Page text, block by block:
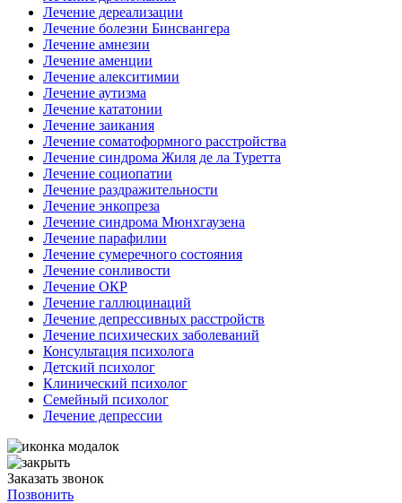
Лечение дереализации
Лечение болезни Бинсвангера
Лечение амнезии
Лечение аменции
Лечение алекситимии
Лечение аутизма
Лечение кататонии
Лечение заикания
Лечение соматоформного расстройства
Лечение синдрома Жиля де ла Туретта
Лечение социопатии
Лечение раздражительности
Лечение энкопреза
Лечение синдрома Мюнхгаузена
Лечение парафилии
Лечение сумеречного состояния
Лечение сонливости
Лечение ОКР
Лечение галлюцинаций
Лечение депрессивных расстройств
Лечение психических заболеваний
Консультация психолога
Детский психолог
Клинический психолог
Семейный психолог
Лечение депрессии
Заказать звонок
Позвонить